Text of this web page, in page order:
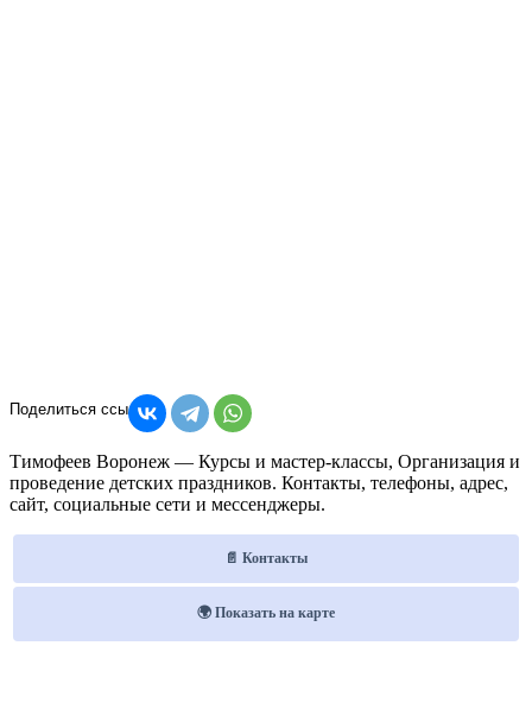
Тимофеев Воронеж — Курсы и мастер-классы, Организация и
проведение детских праздников. Контакты, телефоны, адрес,
сайт, социальные сети и мессенджеры.
📄 Контакты
🌍 Показать на карте